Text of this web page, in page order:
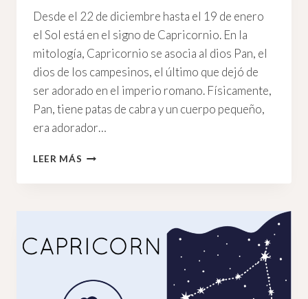
Desde el 22 de diciembre hasta el 19 de enero
el Sol está en el signo de Capricornio. En la
mitología, Capricornio se asocia al dios Pan, el
dios de los campesinos, el último que dejó de
ser adorado en el imperio romano. Físicamente,
Pan, tiene patas de cabra y un cuerpo pequeño,
era adorador…
LEER MÁS SOL